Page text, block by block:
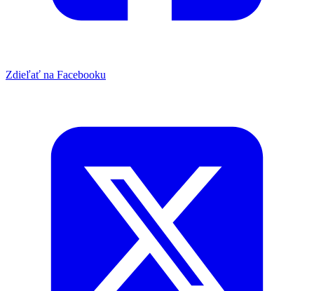
Zdieľať na Facebooku